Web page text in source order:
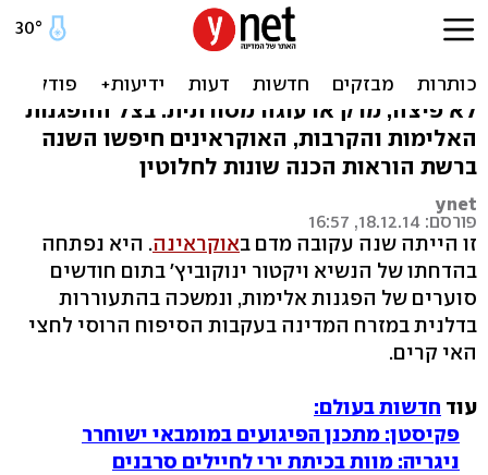
מה המתכון המבוקש ביותר
השנה באוקראינה?
לא פיצה, מרק או עוגה מסורתית: בצל ההפגנות
האלימות והקרבות, האוקראינים חיפשו השנה
ברשת הוראות הכנה שונות לחלוטין
ynet
פורסם: 18.12.14, 16:57
זו הייתה שנה עקובה מדם באוקראינה. היא נפתחה
בהדחתו של הנשיא ויקטור ינוקוביץ' בתום חודשים
סוערים של הפגנות אלימות, ונמשכה בהתעוררות
בדלנית במזרח המדינה בעקבות הסיפוח הרוסי לחצי
האי קרים.
עוד חדשות בעולם:
פקיסטן: מתכנן הפיגועים במומבאי ישוחרר
ניגריה: מוות בכיתת ירי לחיילים סרבנים